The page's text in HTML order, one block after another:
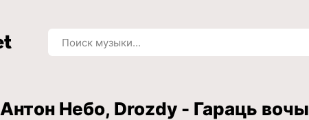
Антон Небо, Drozdy - Гараць вочы